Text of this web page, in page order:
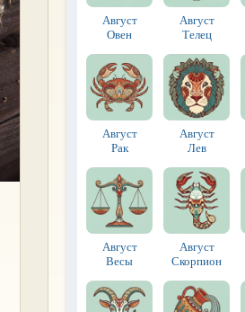
Август
Овен
Август
Телец
Август
Рак
Август
Лев
Август
Весы
Август
Скорпион